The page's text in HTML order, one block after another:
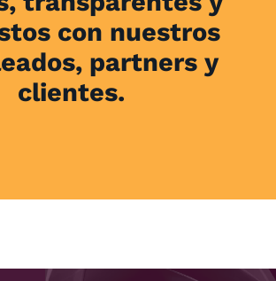
con nuestros
partners y
clientes.